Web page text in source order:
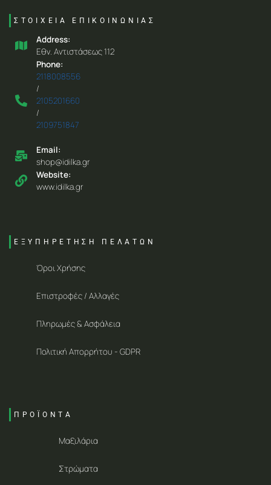
ΣΤΟΙΧΕΙΑ ΕΠΙΚΟΙΝΩΝΙΑΣ
Address:
Eθν. Aντιστάσεως 112
Phone:
2118008556
/
2105201660
/
2109751847
Email:
shop@idilka.gr
Website:
www.idilka.gr
ΕΞΥΠΗΡΕΤΗΣΗ ΠΕΛΑΤΩΝ
Όροι Χρήσης
Επιστροφές / Αλλαγές
Πληρωμές & Ασφάλεια
Πολιτική Απορρήτου - GDPR
ΠΡΟΪΟΝΤΑ
Μαξιλάρια
Στρώματα